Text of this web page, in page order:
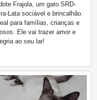
Frajola, um gato SRD-
Lata sociável e brincalhão.
para famílias, crianças e
Ele vai trazer amor e
ao seu lar!